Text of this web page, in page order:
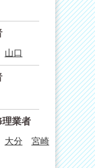
山口
業者
大分
宮崎